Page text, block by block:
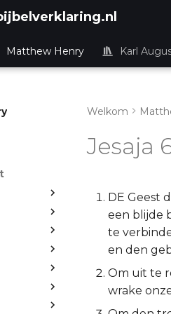
Matthew Henry Karl
Welkom
Jesaja
DE Geest
een blijde
te
en den
Om uit te
wrake